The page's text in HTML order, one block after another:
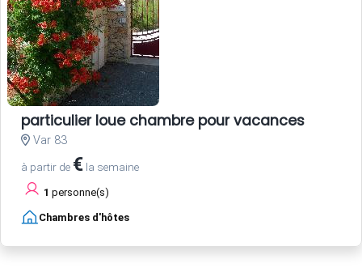
particulier loue chambre pour vacances
Var 83
à partir de € la semaine
1 personne(s)
Chambres d'hôtes